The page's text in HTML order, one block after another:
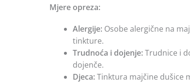
Mjere opreza:
Alergije: Osobe alergične na
tinkture.
Trudnoća i dojenje:Trudnice i
dojenče.
Djeca:Tinktura majčine dušice